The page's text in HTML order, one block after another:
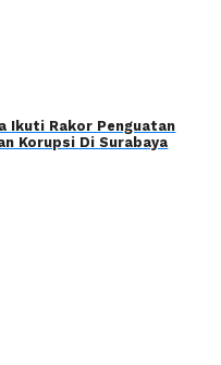
Ikuti Rakor Penguatan
Korupsi Di Surabaya